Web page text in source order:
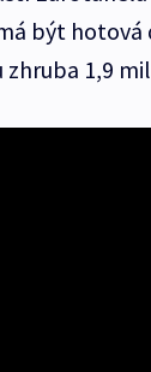
být hotová
zhruba 1,9